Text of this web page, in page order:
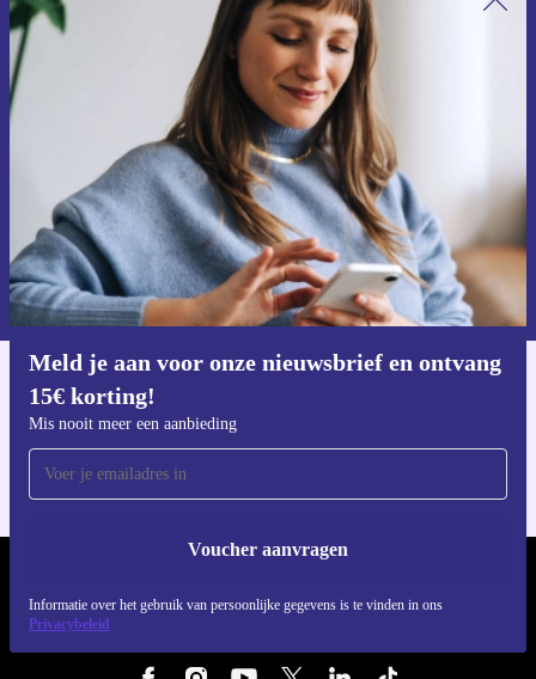
Meld je aan voor onze nieuwsbrief en ontvang
15€ korting!
Mis nooit meer een aanbieding
Voucher aanvragen
Informatie over het gebruik van persoonlijke gegevens is te vinden in ons
Privacybeleid
Meld je aan voor onze nieuwsbrief en
ontvang €15 korting!
Mis nooit meer een aanbieding.
Voucher aanvragen
Informatie over het gebruik van persoonsgegevens vind je in ons
privacybeleid.
Voor iOS en Android